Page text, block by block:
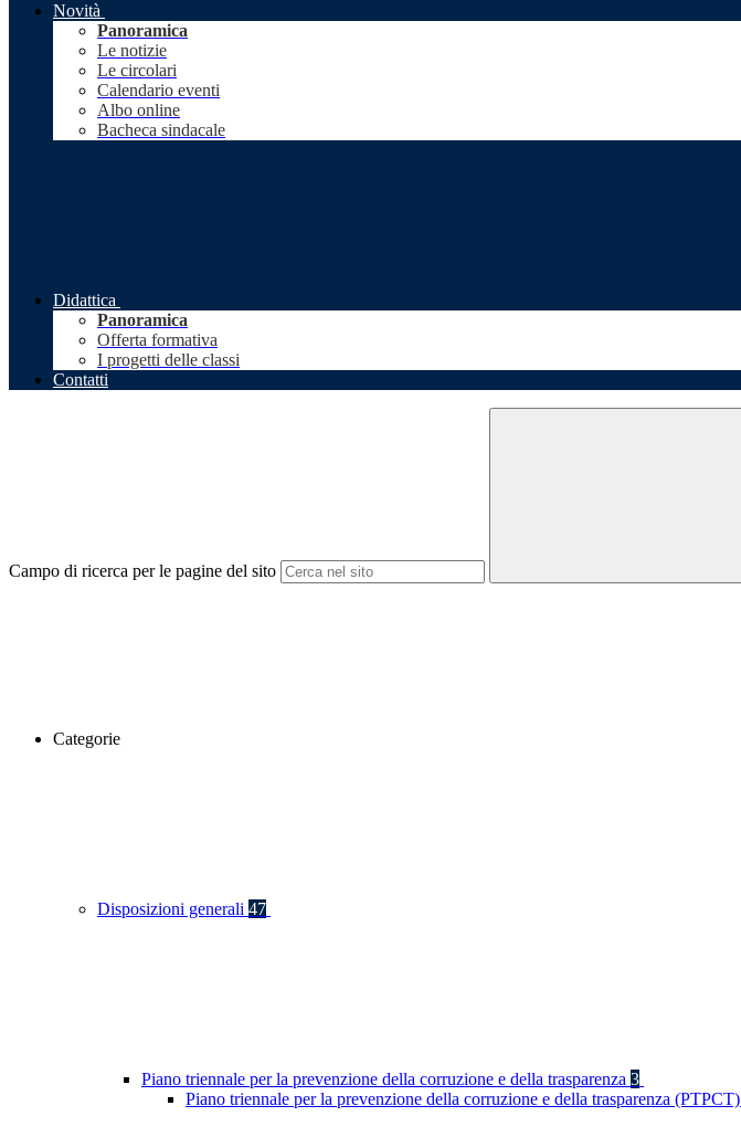
Novità
Panoramica
Le notizie
Le circolari
Calendario eventi
Albo online
Bacheca sindacale
Didattica
Panoramica
Offerta formativa
I progetti delle classi
Contatti
Campo di ricerca per le pagine del sito
Categorie
Disposizioni generali 47
Piano triennale per la prevenzione della corruzione e della trasparenza 3
Piano triennale per la prevenzione della corruzione e della trasparenza (PTPCT)